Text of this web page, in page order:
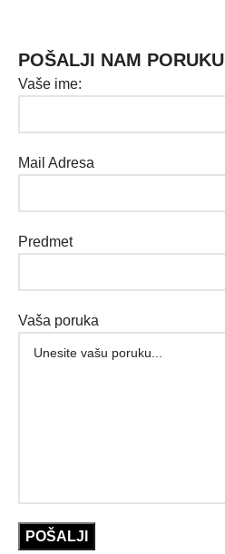
POŠALJI NAM PORUKU
Vaše ime:
Mail Adresa
Predmet
Vaša poruka